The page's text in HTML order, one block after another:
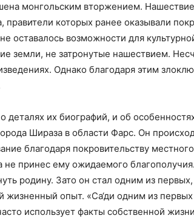
монгольским вторжением. Нашествие
правители которых ранее оказывали
оставалось возможности для
земли, не затронутые нашествием.
Однако благодаря этим
деталях их биографий, и об
Шираза в области Фарс. Он
благодаря покровительству
не принес ему ожидаемого
родину. Зато он стал одним из
жизненный опыт. «Са‘ди одним из первых
использует факты собственной